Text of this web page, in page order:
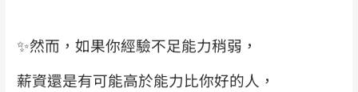
✨然而，如果你經驗不足能力稍弱，
薪資還是有可能高於能力比你好的人，